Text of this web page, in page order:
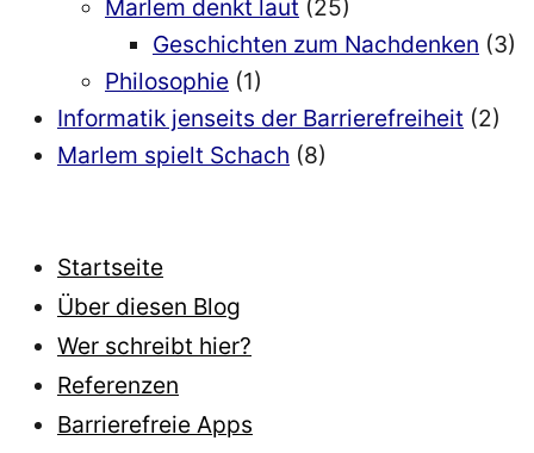
Marlem denkt laut (25)
Geschichten zum Nachdenken (3)
Philosophie (1)
Informatik jenseits der Barrierefreiheit (2)
Marlem spielt Schach (8)
Startseite
Über diesen Blog
Wer schreibt hier?
Referenzen
Barrierefreie Apps